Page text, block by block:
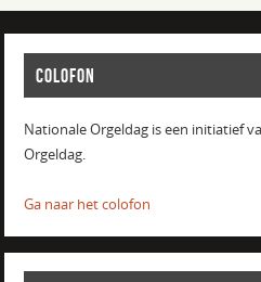
COLOFON
Nationale Orgeldag is een initiatief
Orgeldag.
Ga naar het colofon